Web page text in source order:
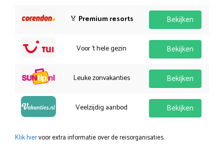
🏅 Premium resorts Bekijken
Voor 't hele gezin Bekijken
Leuke zonvakanties Bekijken
Veelzijdig aanbod Bekijken
Klik hiervoor extra informatie over de reisorganisaties.